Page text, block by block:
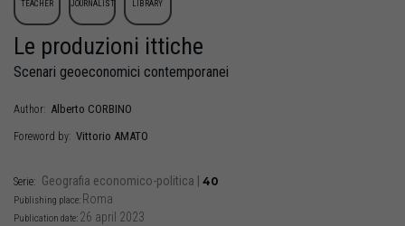
TEACHER JOURNALIST LIBRARY
Le produzioni ittiche
Scenari geoeconomici contemporanei
Author: Alberto CORBINO
Foreword by: Vittorio AMATO
Serie: Geografia economico-politica 40
Publishing place: Roma
Publication date: 26 april 2023